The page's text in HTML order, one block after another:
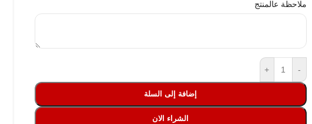
ملاحظة عالمنتج
-
+
إضافة إلى السلة
الشراء الان